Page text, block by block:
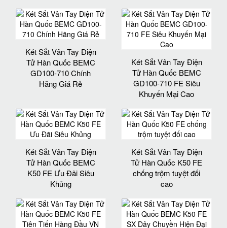
Két Sắt Vân Tay Điện
Tử Hàn Quốc BEMC
GD100-710 Chính
Hãng Giá Rẻ
Két Sắt Vân Tay Điện
Tử Hàn Quốc BEMC
GD100-710 FE Siêu
Khuyến Mại Cao
Két Sắt Vân Tay Điện
Tử Hàn Quốc BEMC
K50 FE Ưu Đãi Siêu
Khủng
Két Sắt Vân Tay Điện
Tử Hàn Quốc K50 FE
chống trộm tuyệt đối
cao